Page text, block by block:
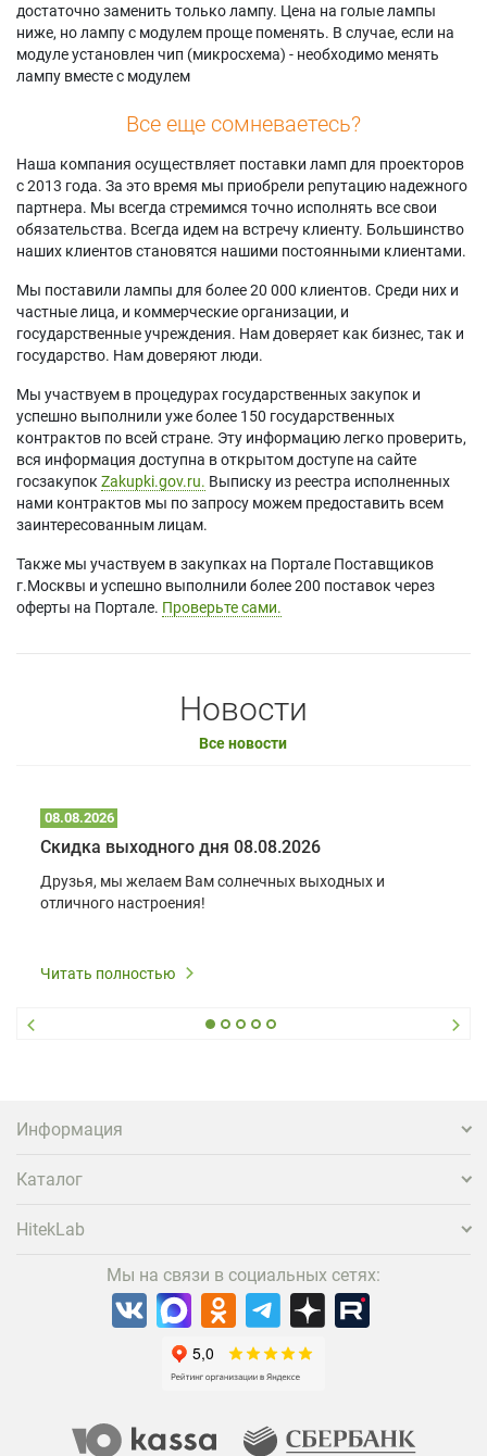
достаточно заменить только лампу. Цена на голые лампы
ниже, но лампу с модулем проще поменять. В случае, если на
модуле установлен чип (микросхема) - необходимо менять
лампу вместе с модулем
Все еще сомневаетесь?
Наша компания осуществляет поставки ламп для проекторов
с 2013 года. За это время мы приобрели репутацию надежного
партнера. Мы всегда стремимся точно исполнять все свои
обязательства. Всегда идем на встречу клиенту. Большинство
наших клиентов становятся нашими постоянными клиентами.
Мы поставили лампы для более 20 000 клиентов. Среди них и
частные лица, и коммерческие организации, и
государственные учреждения. Нам доверяет как бизнес, так и
государство. Нам доверяют люди.
Мы участвуем в процедурах государственных закупок и
успешно выполнили уже более 150 государственных
контрактов по всей стране. Эту информацию легко проверить,
вся информация доступна в открытом доступе на сайте
госзакупок Zakupki.gov.ru. Выписку из реестра исполненных
нами контрактов мы по запросу можем предоставить всем
заинтересованным лицам.
Также мы участвуем в закупках на Портале Поставщиков
г.Москвы и успешно выполнили более 200 поставок через
оферты на Портале. Проверьте сами.
Новости
Все новости
08.08.2026
Скидка выходного дня 08.08.2026
Друзья, мы желаем Вам солнечных выходных и
отличного настроения!
Читать полностью
Информация
Каталог
HitekLab
Мы на связи в социальных сетях: